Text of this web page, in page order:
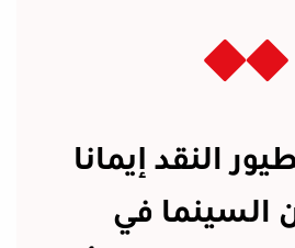
النقد إيمانا
السينما في